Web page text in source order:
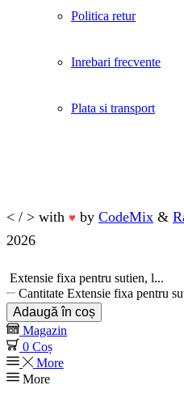
Politica retur
Inrebari frecvente
Plata si transport
< / > with ♥ by CodeMix &
2026
Extensie fixa pentru sutien, l...
Cantitate Extensie fixa pentru
Adaugă în coș
Magazin
0 Coș
More
More